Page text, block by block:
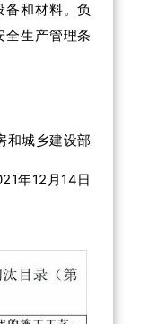
和材料。负
全生产管理条
和城乡建设部
年12月14日